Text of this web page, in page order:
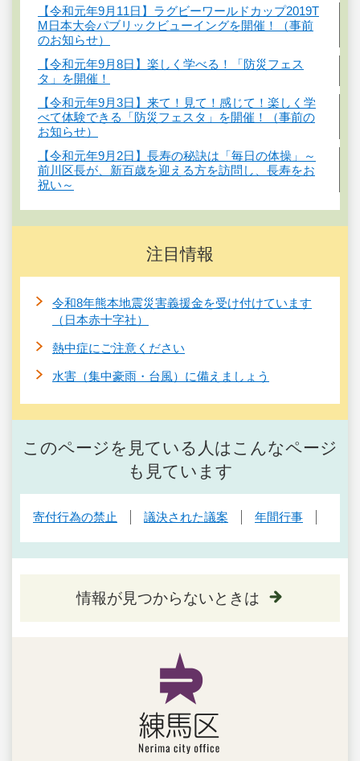
【令和元年9月11日】ラグビーワールドカップ2019T
M日本大会パブリックビューイングを開催！（事前
のお知らせ）
【令和元年9月8日】楽しく学べる！「防災フェス
タ」を開催！
【令和元年9月3日】来て！見て！感じて！楽しく学
べて体験できる「防災フェスタ」を開催！（事前の
お知らせ）
【令和元年9月2日】長寿の秘訣は「毎日の体操」～
前川区長が、新百歳を迎える方を訪問し、長寿をお
祝い～
注目情報
令和8年熊本地震災害義援金を受け付けています
（日本赤十字社）
熱中症にご注意ください
水害（集中豪雨・台風）に備えましょう
このページを見ている人はこんなページ
も見ています
寄付行為の禁止 議決された議案 年間行事
情報が見つからないときは